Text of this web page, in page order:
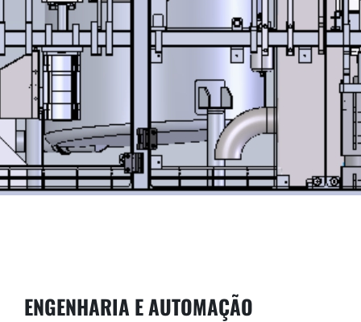
ENGENHARIA E AUTOMAÇÃO